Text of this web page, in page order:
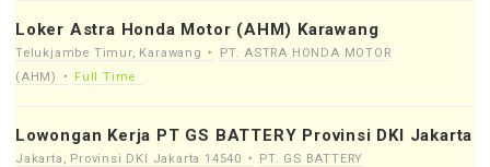
Loker Astra Honda Motor (AHM) Karawang
Telukjambe Timur, Karawang
PT. ASTRA HONDA MOTOR
(AHM)
Full Time
Lowongan Kerja PT GS BATTERY Provinsi DKI Jakarta
Jakarta, Provinsi DKI Jakarta 14540
PT. GS BATTERY